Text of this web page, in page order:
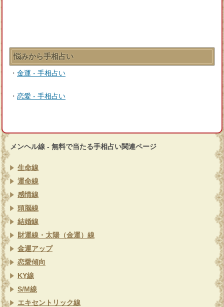
悩みから手相占い
・ 金運 - 手相占い
・ 恋愛 - 手相占い
メンヘル線 - 無料で当たる手相占い関連ページ
生命線
運命線
感情線
頭脳線
結婚線
財運線・太陽（金運）線
金運アップ
恋愛傾向
KY線
S/M線
エキセントリック線